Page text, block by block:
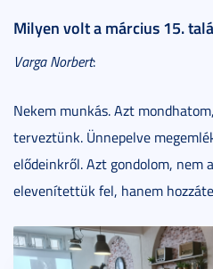
Milyen volt a március 15.
Varga Norbert:
Nekem munkás. Azt
terveztünk. Ünnepelve
elődeinkről. Azt gondolom,
elevenítettük fel, hanem